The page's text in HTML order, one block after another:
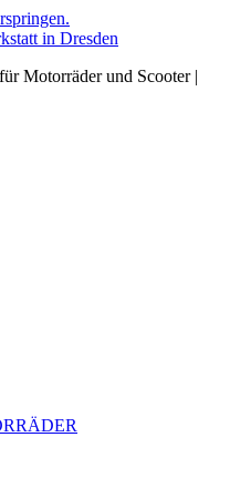
Motorräder und Scooter |